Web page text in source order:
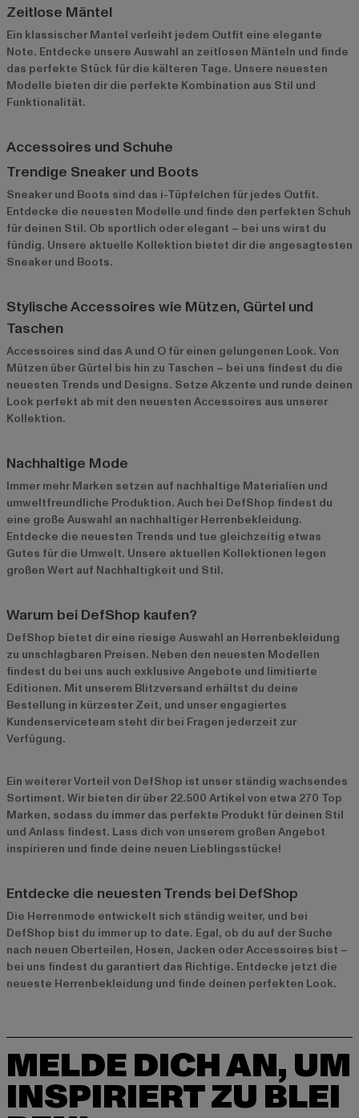
Zeitlose Mäntel
Ein klassischer Mantel verleiht jedem Outfit eine elegante
Note. Entdecke unsere Auswahl an zeitlosen Mänteln und finde
das perfekte Stück für die kälteren Tage. Unsere neuesten
Modelle bieten dir die perfekte Kombination aus Stil und
Funktionalität.
Accessoires und Schuhe
Trendige Sneaker und Boots
Sneaker und Boots sind das i-Tüpfelchen für jedes Outfit.
Entdecke die neuesten Modelle und finde den perfekten Schuh
für deinen Stil. Ob sportlich oder elegant – bei uns wirst du
fündig. Unsere aktuelle Kollektion bietet dir die angesagtesten
Sneaker und Boots.
Stylische Accessoires wie Mützen, Gürtel und
Taschen
Accessoires sind das A und O für einen gelungenen Look. Von
Mützen über Gürtel bis hin zu Taschen – bei uns findest du die
neuesten Trends und Designs. Setze Akzente und runde deinen
Look perfekt ab mit den neuesten Accessoires aus unserer
Kollektion.
Nachhaltige Mode
Immer mehr Marken setzen auf nachhaltige Materialien und
umweltfreundliche Produktion. Auch bei DefShop findest du
eine große Auswahl an nachhaltiger Herrenbekleidung.
Entdecke die neuesten Trends und tue gleichzeitig etwas
Gutes für die Umwelt. Unsere aktuellen Kollektionen legen
großen Wert auf Nachhaltigkeit und Stil.
Warum bei DefShop kaufen?
DefShop bietet dir eine riesige Auswahl an Herrenbekleidung
zu unschlagbaren Preisen. Neben den neuesten Modellen
findest du bei uns auch exklusive Angebote und limitierte
Editionen. Mit unserem Blitzversand erhältst du deine
Bestellung in kürzester Zeit, und unser engagiertes
Kundenserviceteam steht dir bei Fragen jederzeit zur
Verfügung.
Ein weiterer Vorteil von DefShop ist unser ständig wachsendes
Sortiment. Wir bieten dir über 22.500 Artikel von etwa 270 Top
Marken, sodass du immer das perfekte Produkt für deinen Stil
und Anlass findest. Lass dich von unserem großen Angebot
inspirieren und finde deine neuen Lieblingsstücke!
Entdecke die neuesten Trends bei DefShop
Die Herrenmode entwickelt sich ständig weiter, und bei
DefShop bist du immer up to date. Egal, ob du auf der Suche
nach neuen Oberteilen, Hosen, Jacken oder Accessoires bist –
bei uns findest du garantiert das Richtige. Entdecke jetzt die
neueste Herrenbekleidung und finde deinen perfekten Look.
MELDE DICH AN, UM
INSPIRIERT ZU BLEI